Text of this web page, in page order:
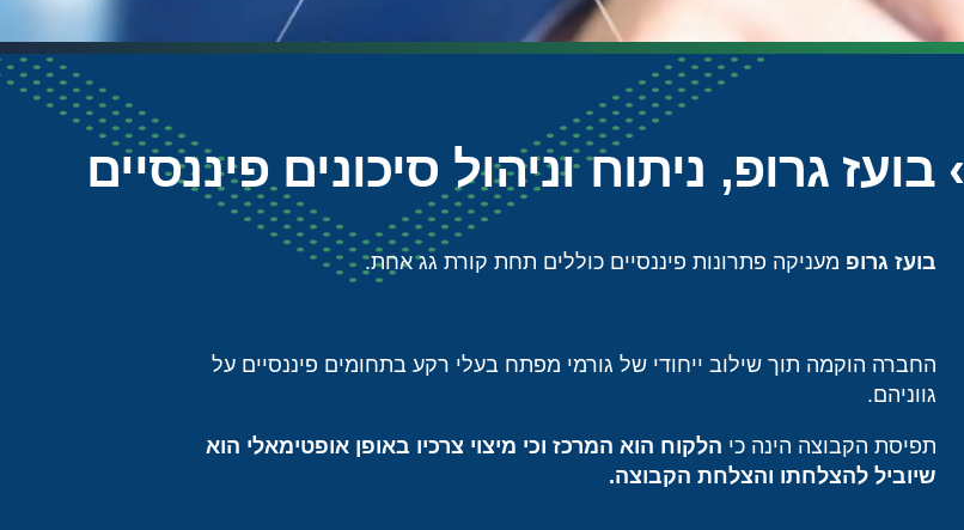
› בועז גרופ, ניתוח וניהול סיכונים פיננסיים
בועז גרופ מעניקה פתרונות פיננסיים כוללים תחת קורת גג אחת.
החברה הוקמה תוך שילוב ייחודי של גורמי מפתח בעלי רקע בתחומים פיננסיים על
גווניהם.
תפיסת הקבוצה הינה כי הלקוח הוא המרכז וכי מיצוי צרכיו באופן אופטימאלי הוא
שיוביל להצלחתו והצלחת הקבוצה.